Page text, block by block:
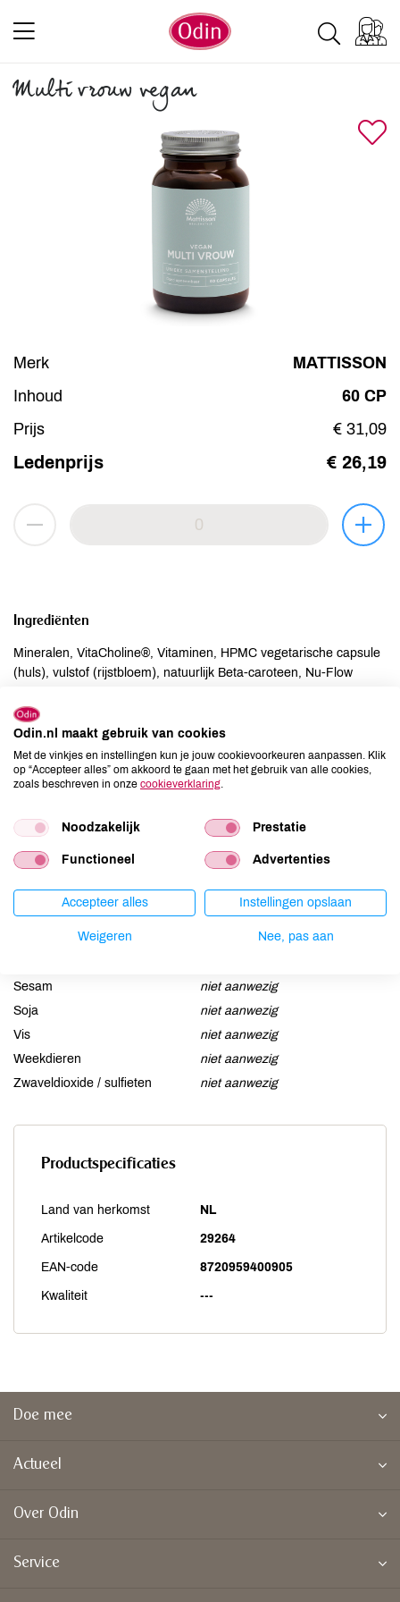
Multi vrouw vegan
Merk
MATTISSON
Inhoud
60 CP
Prijs
€ 31,09
Ledenprijs € 26,19
Ingrediënten
Mineralen, VitaCholine®, Vitaminen, HPMC vegetarische capsule
(huls), vulstof (rijstbloem), natuurlijk Beta-caroteen, Nu-Flow
Allergenen
Aardnoten
niet aanwezig
Gluten
niet aanwezig
Lupine
niet aanwezig
Mosterd
niet aanwezig
Noten
niet aanwezig
Schaaldieren
niet aanwezig
Sesam
niet aanwezig
Soja
niet aanwezig
Vis
niet aanwezig
Weekdieren
niet aanwezig
Zwaveldioxide / sulfieten
niet aanwezig
Productspecificaties
Land van herkomst NL
Artikelcode 29264
EAN-code 8720959400905
Kwaliteit ---
Doe mee
Actueel
Over Odin
Service
Odin.nl maakt gebruik van cookies
Met de vinkjes en instellingen kun je jouw cookievoorkeuren aanpassen. Klik
op “Accepteer alles” om akkoord te gaan met het gebruik van alle cookies,
zoals beschreven in onze cookieverklaring
Noodzakelijk Prestatie
Functioneel Advertenties
Accepteer alles Instellingen opslaan
Weigeren Nee, pas aan